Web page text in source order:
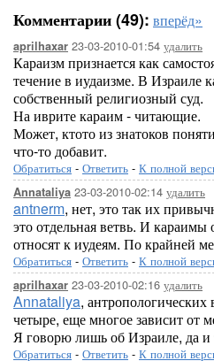
Комментарии (49): вперёд»
aprilhaxar 23-03-2010-01:54 удалить
Караизм признается как
течение в иудаизме. В Израиле
собственный религиозный суд.
На иврите караим - читающие.
Может, ктото из знатоков
что-то добавит.
Обратиться - Ответить - К полной
Annataliya 23-03-2010-02:14 удалить
antnerm, нет, это так их
это отдельная ветвь. И
относят к иудеям. По крайней
Обратиться - Ответить - К полной
aprilhaxar 23-03-2010-02:16 удалить
Annataliya,
четыре, еще многое зависит от
Я говорю лишь об Израиле, да и
Обратиться - Ответить - К полной